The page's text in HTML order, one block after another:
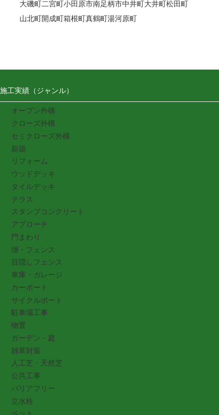
大磯町二宮町小田原市南足柄市中井町大井町松田町
山北町開成町箱根町真鶴町湯河原町
施工実績（ジャンル）
オープン外構
クローズ外構
セミクローズ外構
新築
リフォーム
ウッドデッキ
タイルデッキ
テラス
スタンプコンクリート
アプローチ
門まわり
塀・フェンス
目隠しフェンス
車庫・ガレージ
カーポート
サイクルポート
駐車場工事
物置
ガーデン・庭
雑草対策
人工芝・天然芝
公共工事
バリアフリー
立水栓